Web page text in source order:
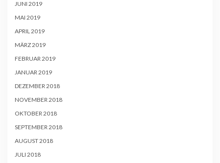
JUNI 2019
MAI 2019
APRIL 2019
MÄRZ 2019
FEBRUAR 2019
JANUAR 2019
DEZEMBER 2018
NOVEMBER 2018
OKTOBER 2018
SEPTEMBER 2018
AUGUST 2018
JULI 2018